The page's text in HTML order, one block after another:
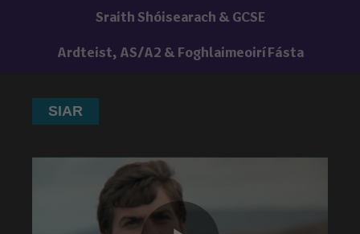
Sraith Shóisearach & GCSE
Ardteist, AS/A2 & Foghlaimeoirí Fásta
SIAR